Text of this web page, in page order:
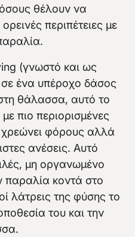
θέλουν να
περιπέτειες με
(γνωστό και ως
σε ένα υπέροχο δάσος
θάλασσα, αυτό το
πιο περιορισμένες
χρεώνει φόρους αλλά
ανέσεις. Αυτό
μη οργανωμένο
παραλία κοντά στο
λάτρεις της φύσης το
του και την